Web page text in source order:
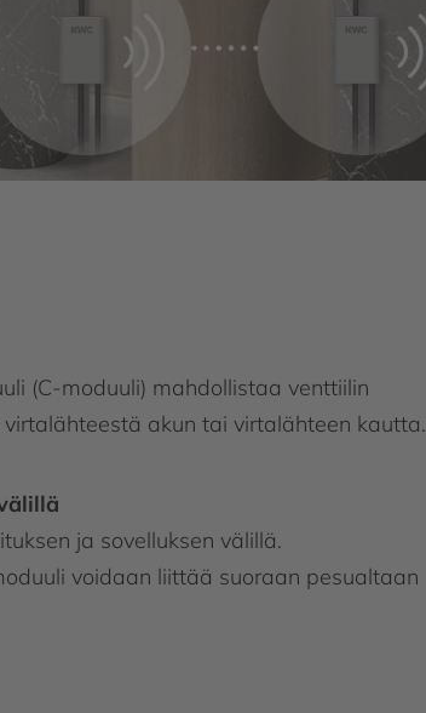
(C-moduuli) mahdollistaa venttiilin
akun tai virtalähteen kautta.
ja sovelluksen välillä.
voidaan liittää suoraan pesualtaan